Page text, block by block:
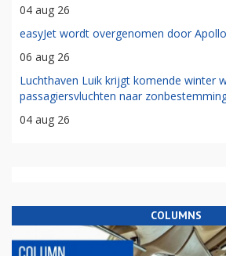
04 aug 26
easyJet wordt overgenomen door
06 aug 26
Luchthaven Luik krijgt komende winter
passagiersvluchten naar
04 aug 26
COLUMNS